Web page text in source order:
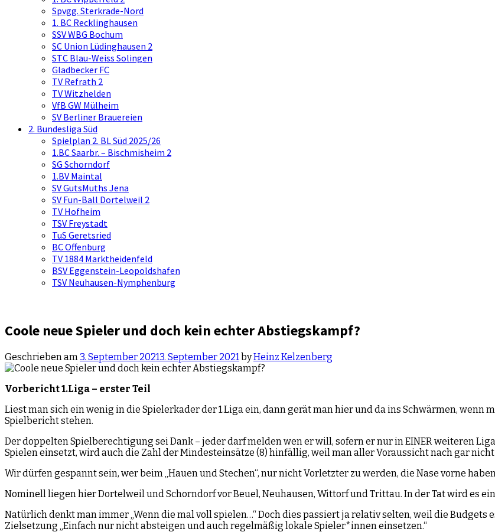
Spvgg. Sterkrade-Nord
1. BC Recklinghausen
SSV WBG Bochum
SC Union Lüdinghausen 2
STC Blau-Weiss Solingen
Gladbecker FC
TV Refrath 2
TV Witzhelden
VfB GW Mülheim
SV Berliner Brauereien
2. Bundesliga Süd
Spielplan 2. BL Süd 2025/26
1.BC Saarbr. – Bischmisheim 2
SG Schorndorf
1.BV Maintal
SV GutsMuths Jena
SV Fun-Ball Dortelweil 2
TV Hofheim
TSV Freystadt
TuS Geretsried
BC Offenburg
TV 1884 Marktheidenfeld
BSV Eggenstein-Leopoldshafen
TSV Neuhausen-Nymphenburg
Coole neue Spieler und doch kein echter Abstiegskampf?
Geschrieben am 3. September 20213. September 2021 byHeinz Kelzenberg
Vorbericht 1.Liga – erster Teil
Liest man sich ein wenig in die Spielerkader der 1.Liga ein, dann gerät man hier und da ins Schwärmen, wenn
Spielbericht stehen.
Der doppelten Spielberechtigung sei Dank – jeder darf melden wen er will, sofern er nur in EINER weiteren
Spielen einsetzt, wird auch die Zahl der Mindesteinsätze (8) hinfällig, weil man aller Voraussicht nach gar
Wir dürfen gespannt sein, wer beim „Hauen und Stechen“, nur nicht Vorletzter zu werden, die Nase vorne
Nominell liegen hier Dortelweil und Schorndorf vor Beuel, Neuhausen, Wittorf und Trittau. In der Tat wird es
Natürlich denkt man immer „Wenn die mal voll spielen…“ Doch dies passiert ja relativ selten, weil die Budgets
Zielsetzung „Einfach nur nicht absteigen und auch regelmäßig lokale Spieler*innen einsetzen.“